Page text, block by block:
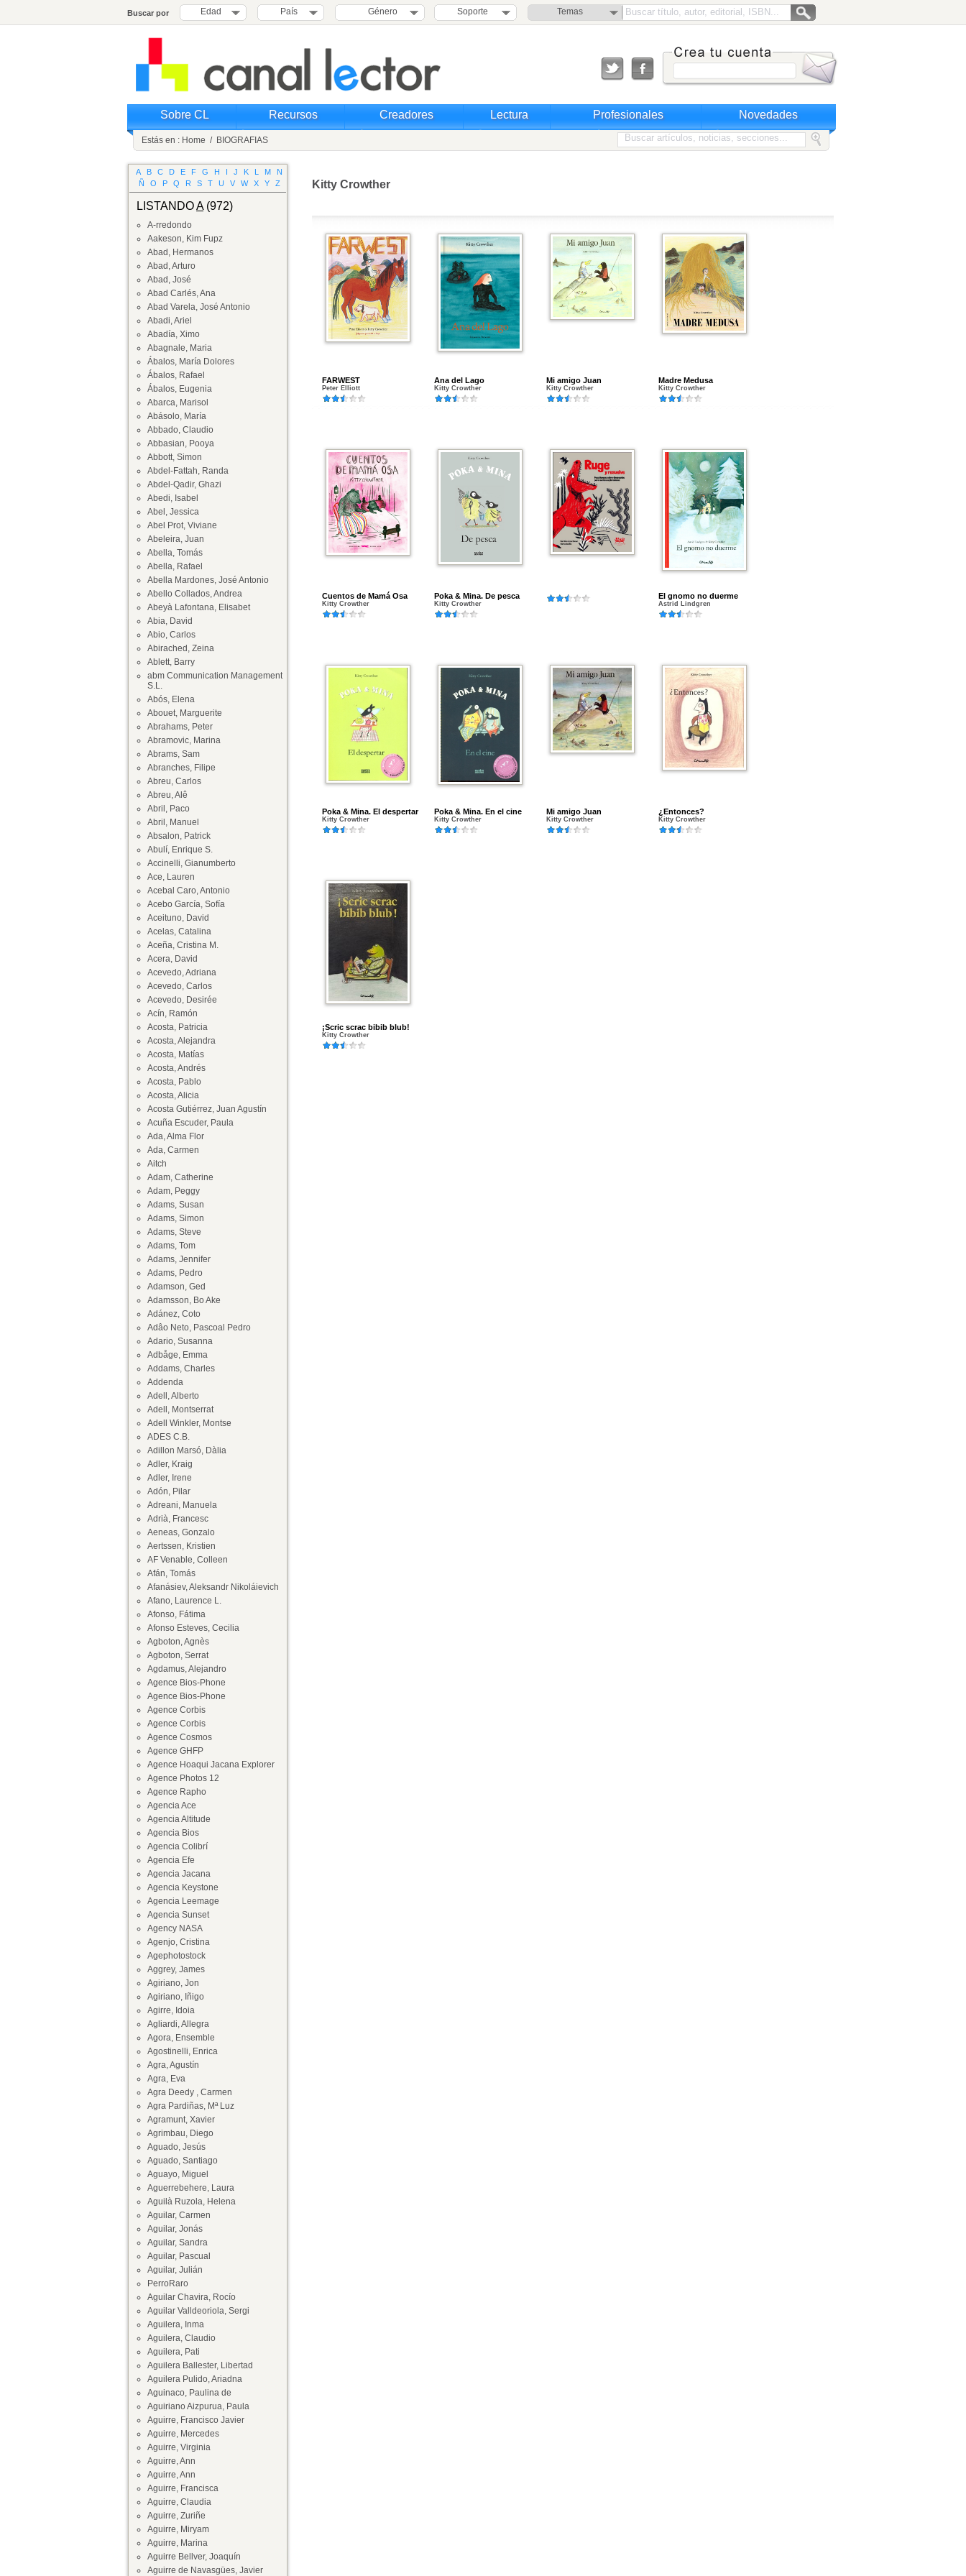
Buscar por Edad País Género Soporte Temas
Sobre CL Recursos Creadores Lectura Profesionales Novedades
Estás en : Home / BIOGRAFIAS
A B C D E F G H I J K L M
N
Ñ
O P Q R S T U V W X Y Z
LISTANDOA(972)
A-rredondo
Aakeson, Kim Fupz
Abad, Hermanos
Abad, Arturo
Abad, José
Abad Carlés, Ana
Abad Varela, José Antonio
Abadi, Ariel
Abadía, Ximo
Abagnale, Maria
Ábalos, María Dolores
Ábalos, Rafael
Ábalos, Eugenia
Abarca, Marisol
Abásolo, María
Abbado, Claudio
Abbasian, Pooya
Abbott, Simon
Abdel-Fattah, Randa
Abdel-Qadir, Ghazi
Abedi, Isabel
Abel, Jessica
Abel Prot, Viviane
Abeleira, Juan
Abella, Tomás
Abella, Rafael
Abella Mardones, José Antonio
Abello Collados, Andrea
Abeyà Lafontana, Elisabet
Abia, David
Abio, Carlos
Abirached, Zeina
Ablett, Barry
abm Communication Management
S.L.
Abós, Elena
Abouet, Marguerite
Abrahams, Peter
Abramovic, Marina
Abrams, Sam
Abranches, Filipe
Abreu, Carlos
Abreu, Alê
Abril, Paco
Abril, Manuel
Absalon, Patrick
Abulí, Enrique S.
Accinelli, Gianumberto
Ace, Lauren
Acebal Caro, Antonio
Acebo García, Sofía
Aceituno, David
Acelas, Catalina
Aceña, Cristina M.
Acera, David
Acevedo, Adriana
Acevedo, Carlos
Acevedo, Desirée
Acín, Ramón
Acosta, Patricia
Acosta, Alejandra
Acosta, Matías
Acosta, Andrés
Acosta, Pablo
Acosta, Alicia
Acosta Gutiérrez, Juan Agustín
Acuña Escuder, Paula
Ada, Alma Flor
Ada, Carmen
Aitch
Adam, Catherine
Adam, Peggy
Adams, Susan
Adams, Simon
Adams, Steve
Adams, Tom
Adams, Jennifer
Adams, Pedro
Adamson, Ged
Adamsson, Bo Ake
Adánez, Coto
Adâo Neto, Pascoal Pedro
Adario, Susanna
Adbåge, Emma
Addams, Charles
Addenda
Adell, Alberto
Adell, Montserrat
Adell Winkler, Montse
ADES C.B.
Adillon Marsó, Dàlia
Adler, Kraig
Adler, Irene
Adón, Pilar
Adreani, Manuela
Adrià, Francesc
Aeneas, Gonzalo
Aertssen, Kristien
AF Venable, Colleen
Afán, Tomás
Afanásiev, Aleksandr Nikoláievich
Afano, Laurence L.
Afonso, Fátima
Afonso Esteves, Cecilia
Agboton, Agnès
Agboton, Serrat
Agdamus, Alejandro
Agence Bios-Phone
Agence Bios-Phone
Agence Corbis
Agence Corbis
Agence Cosmos
Agence GHFP
Agence Hoaqui Jacana Explorer
Agence Photos 12
Agence Rapho
Agencia Ace
Agencia Altitude
Agencia Bios
Agencia Colibrí
Agencia Efe
Agencia Jacana
Agencia Keystone
Agencia Leemage
Agencia Sunset
Agency NASA
Agenjo, Cristina
Agephotostock
Aggrey, James
Agiriano, Jon
Agiriano, Iñigo
Agirre, Idoia
Agliardi, Allegra
Agora, Ensemble
Agostinelli, Enrica
Agra, Agustín
Agra, Eva
Agra Deedy , Carmen
Agra Pardiñas, Mª Luz
Agramunt, Xavier
Agrimbau, Diego
Aguado, Jesús
Aguado, Santiago
Aguayo, Miguel
Aguerrebehere, Laura
Aguilà Ruzola, Helena
Aguilar, Carmen
Aguilar, Jonás
Aguilar, Sandra
Aguilar, Pascual
Aguilar, Julián
PerroRaro
Aguilar Chavira, Rocío
Aguilar Valldeoriola, Sergi
Aguilera, Inma
Aguilera, Claudio
Aguilera, Pati
Aguilera Ballester, Libertad
Aguilera Pulido, Ariadna
Aguinaco, Paulina de
Aguiriano Aizpurua, Paula
Aguirre, Francisco Javier
Aguirre, Mercedes
Aguirre, Virginia
Aguirre, Ann
Aguirre, Ann
Aguirre, Francisca
Aguirre, Claudia
Aguirre, Zuriñe
Aguirre, Miryam
Aguirre, Marina
Aguirre Bellver, Joaquín
Aguirre de Navasgües, Javier
Kitty Crowther
FARWEST
Peter Elliott
Ana del Lago
Kitty Crowther
Mi amigo Juan
Kitty Crowther
Madre Medusa
Kitty Crowther
Cuentos de Mamá Osa
Kitty Crowther
Poka & Mina. De pesca
Kitty Crowther
El gnomo no duerme
Astrid Lindgren
Poka & Mina. El despertar
Kitty Crowther
Poka & Mina. En el cine
Kitty Crowther
Mi amigo Juan
Kitty Crowther
¿Entonces?
Kitty Crowther
¡Scric scrac bibib blub!
Kitty Crowther